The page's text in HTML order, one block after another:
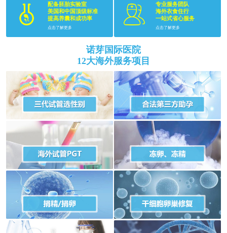
配备胚胎实验室
美国和中国顶级标准
提高养囊和成功率
点击了解更多
专业服务团队
海外衣食住行
一站式省心服务
点击了解更多
诺芽国际医院
12大海外服务项目